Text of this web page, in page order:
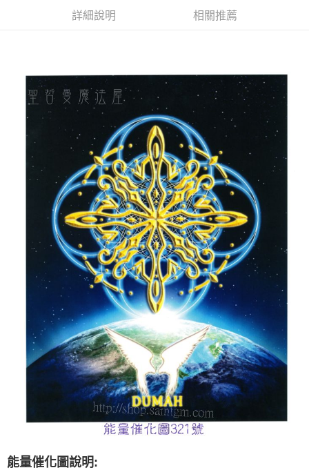
每筆NT$80，滿NT$3,000(含以上)免運費
7-11取貨付款
每筆NT$80，滿NT$3,000(含以上)免運費
賣家宅配幫您送（台灣）
每筆NT$80，滿NT$3,000(含以上)免運費
郵局幫你送（離島）
每筆NT$80，滿NT$3,000(含以上)免運費
付款後門市自取
詳細說明 相關推薦
能量催化圖說明: